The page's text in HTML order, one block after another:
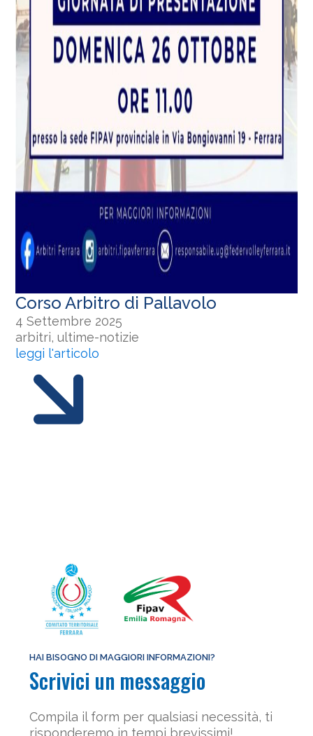
Corso Arbitro di Pallavolo
4 Settembre 2025
arbitri, ultime-notizie
leggi l'articolo
HAI BISOGNO DI MAGGIORI INFORMAZIONI?
Scrivici un messaggio
Compila il form per qualsiasi necessità, ti